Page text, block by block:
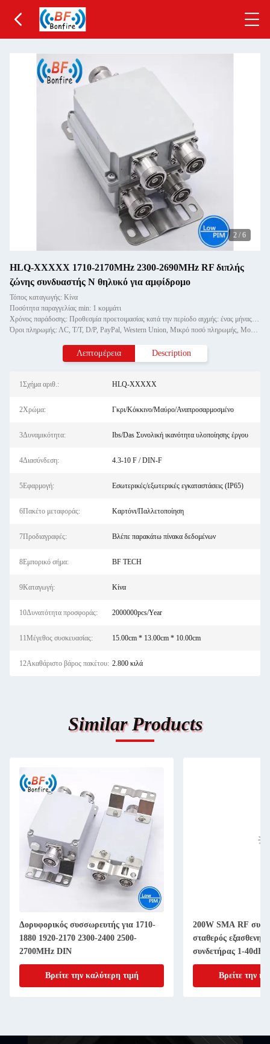
2 / 6
HLQ-XXXXX 1710-2170MHz 2300-2690MHz RF διπλής
ζώνης συνδυαστής N θηλυκό για αμφίδρομο
Τόπος καταγωγής: Κίνα
Ποσότητα παραγγελίας min: 1 κομμάτι
Χρόνος παράδοσης: Προθεσμία προετοιμασίας κατά την περίοδο αιχμής: ένας μήνας, εκτός εποχής: εντός 15 εργάσιμων ημερών
Όροι πληρωμής: ΛC, T/T, D/P, PayPal, Western Union, Μικρό ποσό πληρωμής, Money Gram
Λεπτομέρεια Description
1Σχήμα αριθ.: HLQ-XXXXX
2Χρώμα: Γκρι/Κόκκινο/Μαύρο/Αναπροσαρμοσμένο
3Δυναμικότητα: Ibs/Das Συνολική ικανότητα υλοποίησης έργου
4Διασύνδεση: 4.3-10 F / DIN-F
5Εφαρμογή: Εσωτερικές/εξωτερικές εγκαταστάσεις (IP65)
6Πακέτο μεταφοράς: Καρτόνι/Παλλετοποίηση
7Προδιαγραφές: Βλέπε παρακάτω πίνακα δεδομένων
8Εμπορικό σήμα: BF TECH
9Καταγωγή: Κίνα
10Δυνατότητα προσφοράς: 2000000pcs/Year
11Μέγεθος συσκευασίας: 15.00cm * 13.00cm * 10.00cm
12Ακαθάριστο βάρος πακέτου: 2.800 κιλά
Similar Products
Δορυφορικός συσσωρευτής για 1710-
1880 1920-2170 2300-2400 2500-
2700MHz DIN
Βρείτε την καλύτερη τιμή
200W SMA RF
σταθερός
συνδετήρας 1-40dB
Βρείτε την